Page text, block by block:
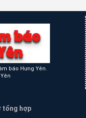
báo Hưng Yên.
tổng hợp